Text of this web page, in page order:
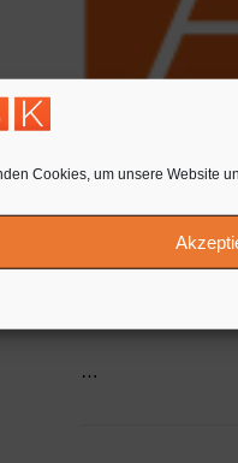
Cookies, um unsere Website
…